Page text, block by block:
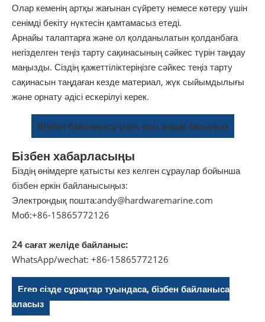
Олар кеменің артқы жағынан сүйрету немесе көтеру үшін
сенімді бекіту нүктесін қамтамасыз етеді.
Арнайы талаптарға және ол қолданылатын қолданбаға
негізделген теңіз тарту сақинасының сәйкес түрін таңдау
маңызды. Сіздің қажеттіліктеріңізге сәйкес теңіз тарту
сақинасын таңдаған кезде материал, жүк сыйымдылығы
және орнату әдісі ескерілуі керек.
Бізбен байланысу үшін осы жерді басыңыз
Бізбен хабарласыңы
Біздің өнімдерге қатысты кез келген сұраулар бойынша
бізбен еркін байланысыңыз:
Электрондық пошта:andy@hardwaremarine.com
Моб:+86-15865772126
24 сағат желіде байланыс:
WhatsApp/wechat: +86-15865772126
Егер сізде сұрақтар туындаса, бізбен байланыса
аласыз